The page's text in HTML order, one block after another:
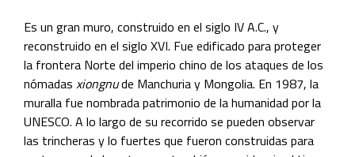
Es un gran muro, construido en el siglo IV A.C., y
reconstruido en el siglo XVI. Fue edificado para proteger
la frontera Norte del imperio chino de los ataques de los
nómadas xiongnude Manchuria y Mongolia. En 1987, la
muralla fue nombrada patrimonio de la humanidad por la
UNESCO. A lo largo de su recorrido se pueden observar
las trincheras y lo fuertes que fueron construidas para